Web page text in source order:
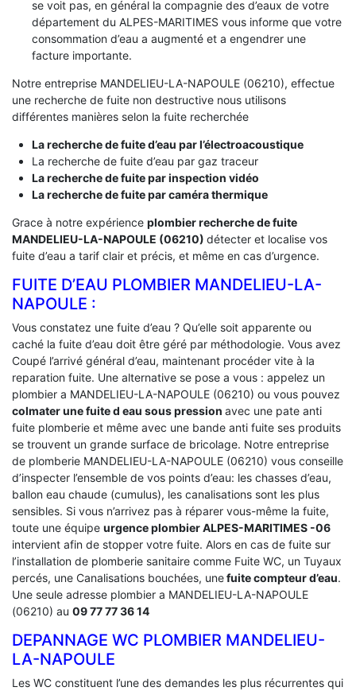
se voit pas, en général la compagnie des d’eaux de votre
département du ALPES-MARITIMES vous informe que votre
consommation d’eau a augmenté et a engendrer une
facture importante.
Notre entreprise MANDELIEU-LA-NAPOULE (06210), effectue
une recherche de fuite non destructive nous utilisons
différentes manières selon la fuite recherchée
La recherche de fuite d’eau par l’électroacoustique
La recherche de fuite d’eau par gaz traceur
La recherche de fuite par inspection vidéo
La recherche de fuite par caméra thermique
Grace à notre expérience plombier recherche de fuite
MANDELIEU-LA-NAPOULE (06210) détecter et localise vos
fuite d’eau a tarif clair et précis, et même en cas d’urgence.
FUITE D’EAU PLOMBIER MANDELIEU-LA-
NAPOULE :
Vous constatez une fuite d’eau ? Qu’elle soit apparente ou
caché la fuite d’eau doit être géré par méthodologie. Vous avez
Coupé l’arrivé général d’eau, maintenant procéder vite à la
reparation fuite. Une alternative se pose a vous : appelez un
plombier a MANDELIEU-LA-NAPOULE (06210) ou vous pouvez
colmater une fuite d eau sous pression avec une pate anti
fuite plomberie et même avec une bande anti fuite ses produits
se trouvent un grande surface de bricolage. Notre entreprise
de plomberie MANDELIEU-LA-NAPOULE (06210) vous conseille
d’inspecter l’ensemble de vos points d’eau: les chasses d’eau,
ballon eau chaude (cumulus), les canalisations sont les plus
sensibles. Si vous n’arrivez pas à réparer vous-même la fuite,
toute une équipe urgence plombier ALPES-MARITIMES -06
intervient afin de stopper votre fuite. Alors en cas de fuite sur
l’installation de plomberie sanitaire comme Fuite WC, un Tuyaux
percés, une Canalisations bouchées, unefuite compteur d’eau.
Une seule adresse plombier a MANDELIEU-LA-NAPOULE
(06210) au 09 77 77 36 14
DEPANNAGE WC PLOMBIER MANDELIEU-
LA-NAPOULE
Les WC constituent l’une des demandes les plus récurrentes qui